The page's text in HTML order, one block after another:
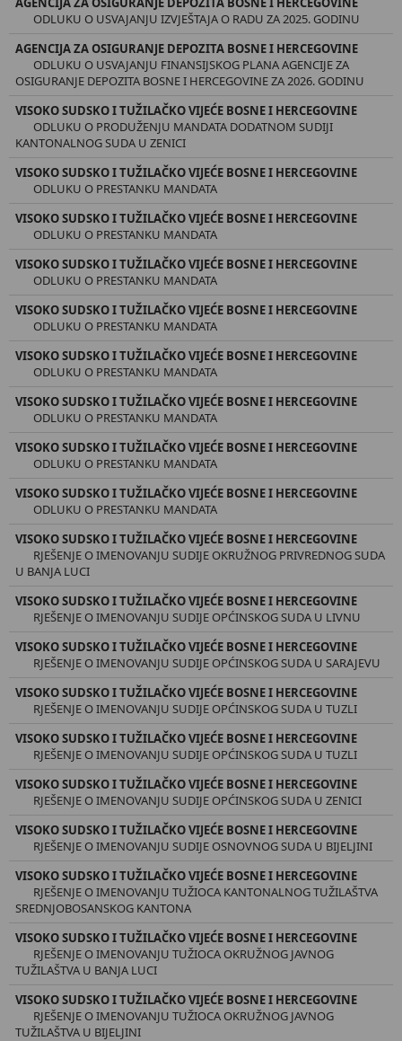
ODLUKU O USVAJANJU IZVJEŠTAJA O RADU ZA 2025. GODINU
AGENCIJA ZA OSIGURANJE DEPOZITA BOSNE I HERCEGOVINE
ODLUKU O USVAJANJU FINANSIJSKOG PLANA AGENCIJE ZA
OSIGURANJE DEPOZITA BOSNE I HERCEGOVINE ZA 2026. GODINU
VISOKO SUDSKO I TUŽILAČKO VIJEĆE BOSNE I HERCEGOVINE
ODLUKU O PRODUŽENJU MANDATA DODATNOM SUDIJI
KANTONALNOG SUDA U ZENICI
VISOKO SUDSKO I TUŽILAČKO VIJEĆE BOSNE I HERCEGOVINE
ODLUKU O PRESTANKU MANDATA
VISOKO SUDSKO I TUŽILAČKO VIJEĆE BOSNE I HERCEGOVINE
ODLUKU O PRESTANKU MANDATA
VISOKO SUDSKO I TUŽILAČKO VIJEĆE BOSNE I HERCEGOVINE
ODLUKU O PRESTANKU MANDATA
VISOKO SUDSKO I TUŽILAČKO VIJEĆE BOSNE I HERCEGOVINE
ODLUKU O PRESTANKU MANDATA
VISOKO SUDSKO I TUŽILAČKO VIJEĆE BOSNE I HERCEGOVINE
ODLUKU O PRESTANKU MANDATA
VISOKO SUDSKO I TUŽILAČKO VIJEĆE BOSNE I HERCEGOVINE
ODLUKU O PRESTANKU MANDATA
VISOKO SUDSKO I TUŽILAČKO VIJEĆE BOSNE I HERCEGOVINE
ODLUKU O PRESTANKU MANDATA
VISOKO SUDSKO I TUŽILAČKO VIJEĆE BOSNE I HERCEGOVINE
ODLUKU O PRESTANKU MANDATA
VISOKO SUDSKO I TUŽILAČKO VIJEĆE BOSNE I HERCEGOVINE
RJEŠENJE O IMENOVANJU SUDIJE OKRUŽNOG PRIVREDNOG SUDA
U BANJA LUCI
VISOKO SUDSKO I TUŽILAČKO VIJEĆE BOSNE I HERCEGOVINE
RJEŠENJE O IMENOVANJU SUDIJE OPĆINSKOG SUDA U LIVNU
VISOKO SUDSKO I TUŽILAČKO VIJEĆE BOSNE I HERCEGOVINE
RJEŠENJE O IMENOVANJU SUDIJE OPĆINSKOG SUDA U SARAJEVU
VISOKO SUDSKO I TUŽILAČKO VIJEĆE BOSNE I HERCEGOVINE
RJEŠENЈЕ O IMENOVANJU SUDIJE OPĆINSKOG SUDA U TUZLI
VISOKO SUDSKO I TUŽILAČKO VIJEĆE BOSNE I HERCEGOVINE
RJEŠENJE O IMENOVANJU SUDIJE OPĆINSKOG SUDA U TUZLI
VISOKO SUDSKO I TUŽILAČKO VIJEĆE BOSNE I HERCEGOVINE
RJEŠENJE O IMENOVANJU SUDIJE OPĆINSKOG SUDA U ZENICI
VISOKO SUDSKO I TUŽILAČKO VIJEĆE BOSNE I HERCEGOVINE
RJEŠENJE O IMENOVANJU SUDIJE OSNOVNOG SUDA U BIJELJINI
VISOKO SUDSKO I TUŽILAČKO VIJEĆE BOSNE I HERCEGOVINE
RJEŠENJE O IMENOVANJU TUŽIOCA KANTONALNOG TUŽILAŠTVA
SREDNJOBOSANSKOG KANTONA
VISOKO SUDSKO I TUŽILAČKO VIJEĆE BOSNE I HERCEGOVINE
RJEŠENJE O IMENOVANJU TUŽIOCA OKRUŽNOG JAVNOG
TUŽILAŠTVA U BANJA LUCI
VISOKO SUDSKO I TUŽILAČKO VIJEĆE BOSNE I HERCEGOVINE
RJEŠENJE O IMENOVANJU TUŽIOCA OKRUŽNOG JAVNOG
TUŽILAŠTVA U BIJELJINI